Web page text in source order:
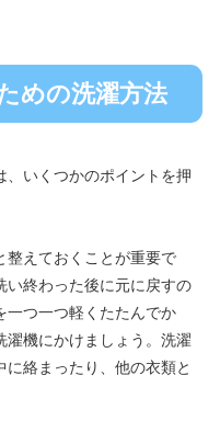
めの洗濯方法
、いくつかのポイントを押
整えておくことが重要で
い終わった後に元に戻すの
一つ一つ軽くたたんでか
濯機にかけましょう。洗濯
絡まったり、他の衣類と